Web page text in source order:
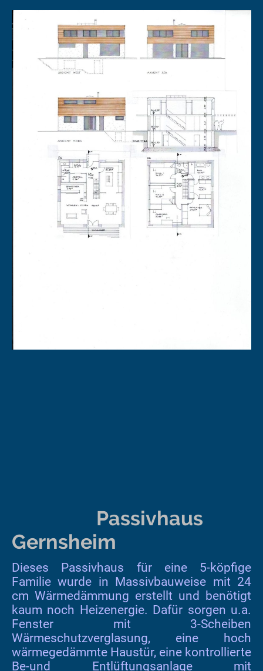
Passivhaus
Gernsheim
Dieses Passivhaus für eine 5-köpfige
Familie wurde in Massivbauweise mit 24
cm Wärmedämmung erstellt und benötigt
kaum noch Heizenergie. Dafür sorgen u.a.
Fenster mit 3-Scheiben
Wärmeschutzverglasung, eine hoch
wärmegedämmte Haustür, eine kontrollierte
Be-und Entlüftungsanlage mit